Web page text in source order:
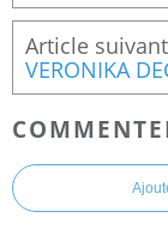
VERONIKA